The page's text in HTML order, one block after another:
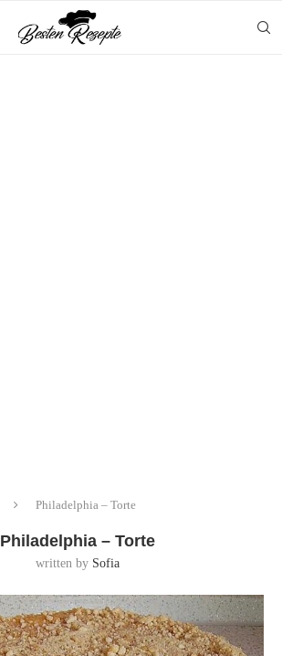
Philadelphia – Torte
Philadelphia – Torte
written by Sofia